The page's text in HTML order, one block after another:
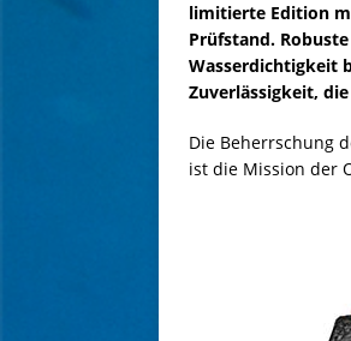
limitierte Edition
Prüfstand.
Wasserdichtigkeit
Zuverlässigkeit,
Die Beherrschung
ist die Mission der